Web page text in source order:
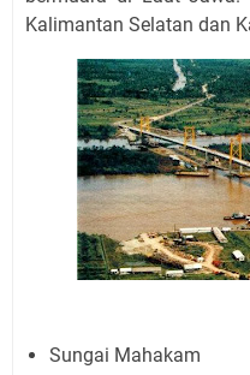
Kalimantan Selatan dan
Sungai Mahakam